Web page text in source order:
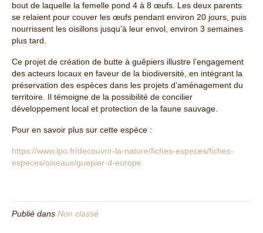
bout de laquelle la femelle pond 4 à 8 œufs. Les deux parents
se relaient pour couver les œufs pendant environ 20 jours, puis
nourrissent les oisillons jusqu’à leur envol, environ 3 semaines
plus tard.
Ce projet de création de butte à guêpiers illustre l’engagement
des acteurs locaux en faveur de la biodiversité, en intégrant la
préservation des espèces dans les projets d’aménagement du
territoire. Il témoigne de la possibilité de concilier
développement local et protection de la faune sauvage.
Pour en savoir plus sur cette espèce :
https://www.lpo.fr/decouvrir-la-nature/fiches-especes/fiches-
especes/oiseaux/guepier-d-europe
Publié dans Non classé